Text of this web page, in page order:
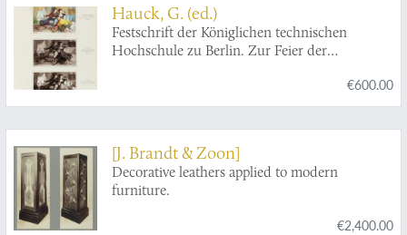
Hauck, G. (ed.)
Festschrift der Königlichen technischen
Hochschule zu Berlin. Zur Feier der
€600.00
[J. Brandt & Zoon]
Decorative leathers applied to modern
furniture.
€2,400.00